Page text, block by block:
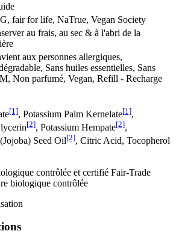
fair for life, NaTrue, Vegan Society
au frais, au sec & à l'abri de la
aux personnes allergiques,
Sans huiles essentielles, Sans
Non parfumé, Vegan, Refill - Recharge
[1], Potassium Palm Kernelate[1],
[2], Potassium Hempate[2],
Seed Oil[2], Citric Acid, Tocopherol
contrôlée et certifié Fair-Trade
biologique contrôlée